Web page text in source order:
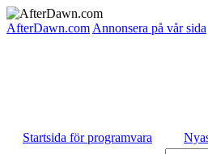
AfterDawn.com Annonsera på vår sida
Startsida för programvara